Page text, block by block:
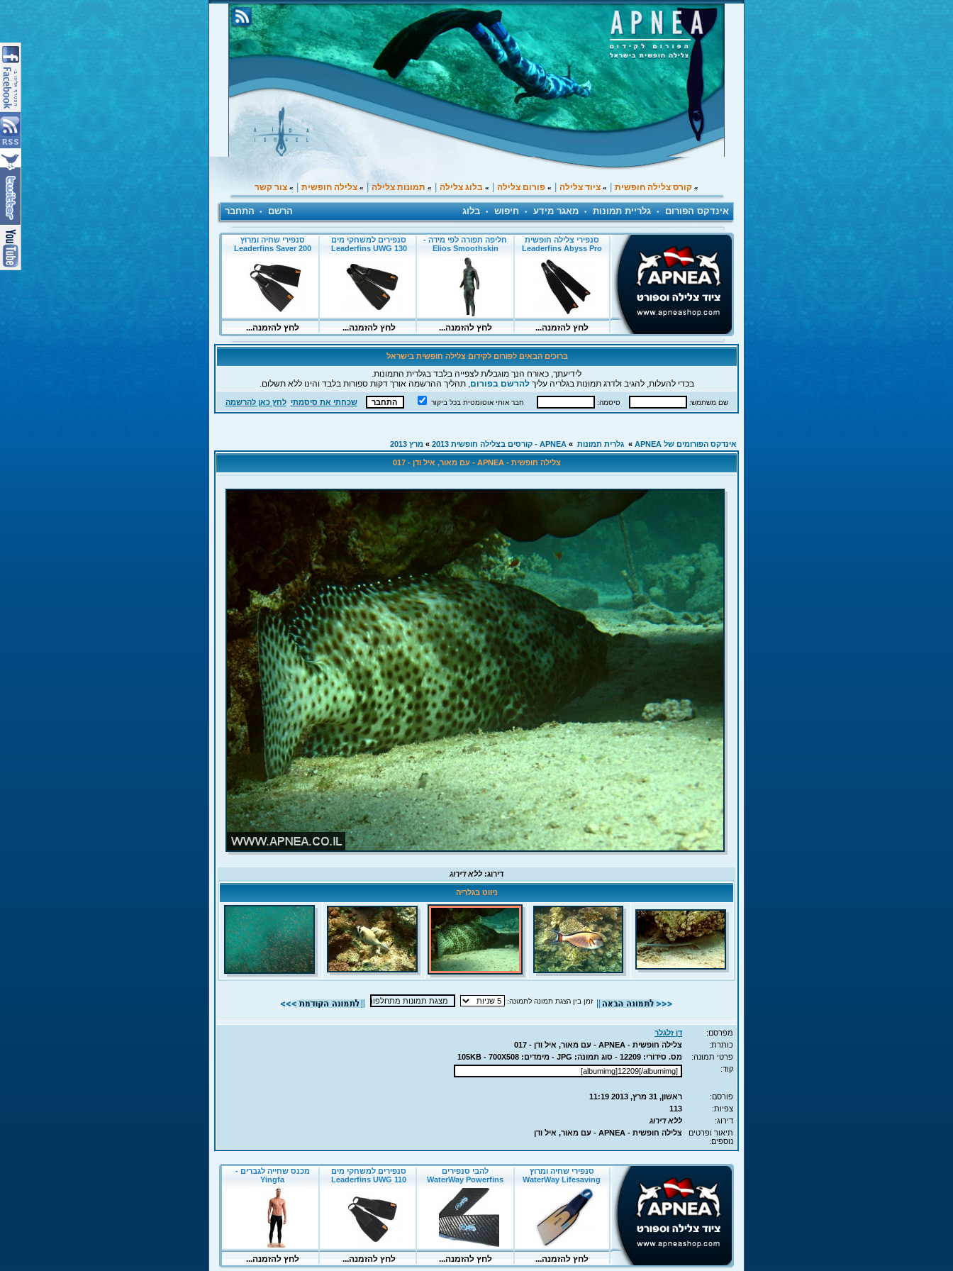
» קורס צלילה חופשית |
» ציוד צלילה |
» פורום צלילה |
» בלוג צלילה |
» תמונות צלילה |
» צלילה חופשית |
» צור קשר
אינדקס הפורום • גלריית תמונות • מאגר מידע • חיפוש • בלוג הרשם • התחבר
ברוכים הבאים לפורום לקידום צלילה חופשית בישראל
לידיעתך, כאורח הנך מוגבל/ת לצפייה בלבד בגלרית התמונות.
בכדי להעלות, להגיב ולדרג תמונות בגלריה עליךלהרשם בפורום, תהליך ההרשמה אורך דקות ספורות בלבד והינו ללא תשלום.
שם משתמש: סיסמה: חבר אותי אוטומטית בכל ביקור שכחתי את סיסמתי לחץ כאן להרשמה
אינדקס הפורומים של APNEA » גלרית תמונות » APNEA - קורסים בצלילה חופשית 2013 » מרץ 2013
צלילה חופשית - APNEA - עם מאור, איל ודן - 017
דירוג:ללא דירוג
ניווט בגלריה
זמן בין הצגת תמונה לתמונה:
מפרסם:
דן זלגלר
כותרת:
צלילה חופשית - APNEA - עם מאור, איל ודן - 017
פרטי תמונה:
מס. סידורי: 12209 - סוג תמונה: JPG - מימדים: 105KB - 700X508
קוד:
פורסם:
ראשון, 31 מרץ, 2013 11:19
צפיות:
113
דירוג:
ללא דירוג
תיאור ופרטים
נוספים:
צלילה חופשית - APNEA - עם מאור, איל ודן